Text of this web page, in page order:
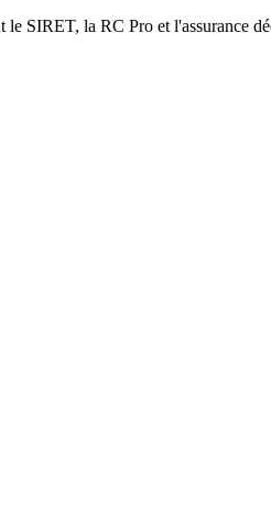
SIRET, la RC Pro et l'assurance